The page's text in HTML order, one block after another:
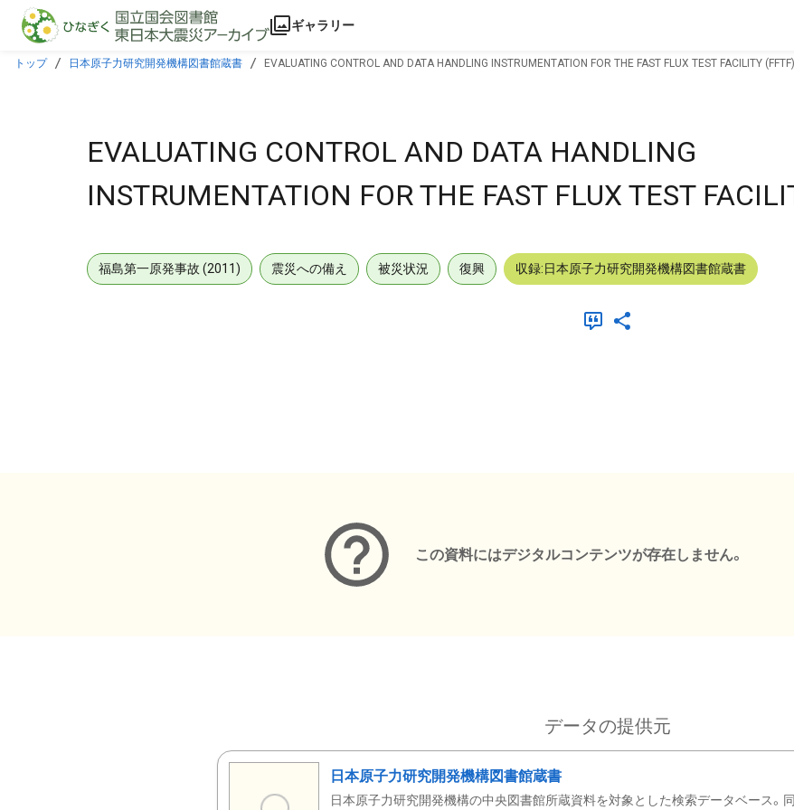
本文に飛ぶ
ギャラリー
トップ 日本原子力研究開発機構図書館蔵書 EVALUATING CONTROL AND DATA HANDLING INSTRUMENTATION FOR THE FAST FLUX TEST FACILITY
EVALUATING CONTROL AND DATA HANDLING
INSTRUMENTATION FOR THE FAST FLUX TEST
福島第一原発事故 (2011) 震災への備え 被災状況 復興 収録:日本原子力研究開発機構図書館蔵書
この資料にはデジタルコンテンツが存在しません。
データの提供元
日本原子力研究開発機構図書館蔵書
日本原子力研究開発機構の中央図書館所蔵資料を対象とした検索データベース。